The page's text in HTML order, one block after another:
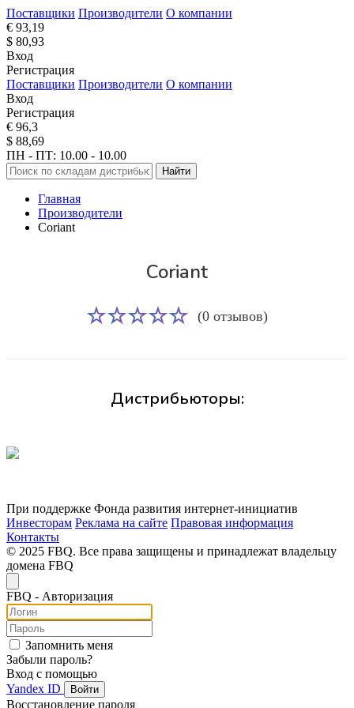
Поставщики Производители О компании
€ 93,19
$ 80,93
Вход
Регистрация
Поставщики Производители О компании
Вход
Регистрация
€ 96,3
$ 88,69
ПН - ПТ: 10.00 - 10.00
Найти
Главная
Производители
Coriant
Coriant
(0 отзывов)
Дистрибьюторы:
При поддержке Фонда развития интернет-инициатив
Инвесторам Реклама на сайте Правовая информация
Контакты
© 2025 FBQ. Все права защищены и принадлежат владельцу
домена FBQ
FBQ - Авторизация
Запомнить меня
Забыли пароль?
Вход с помощью
Yandex ID
Войти
Восстановление пароля